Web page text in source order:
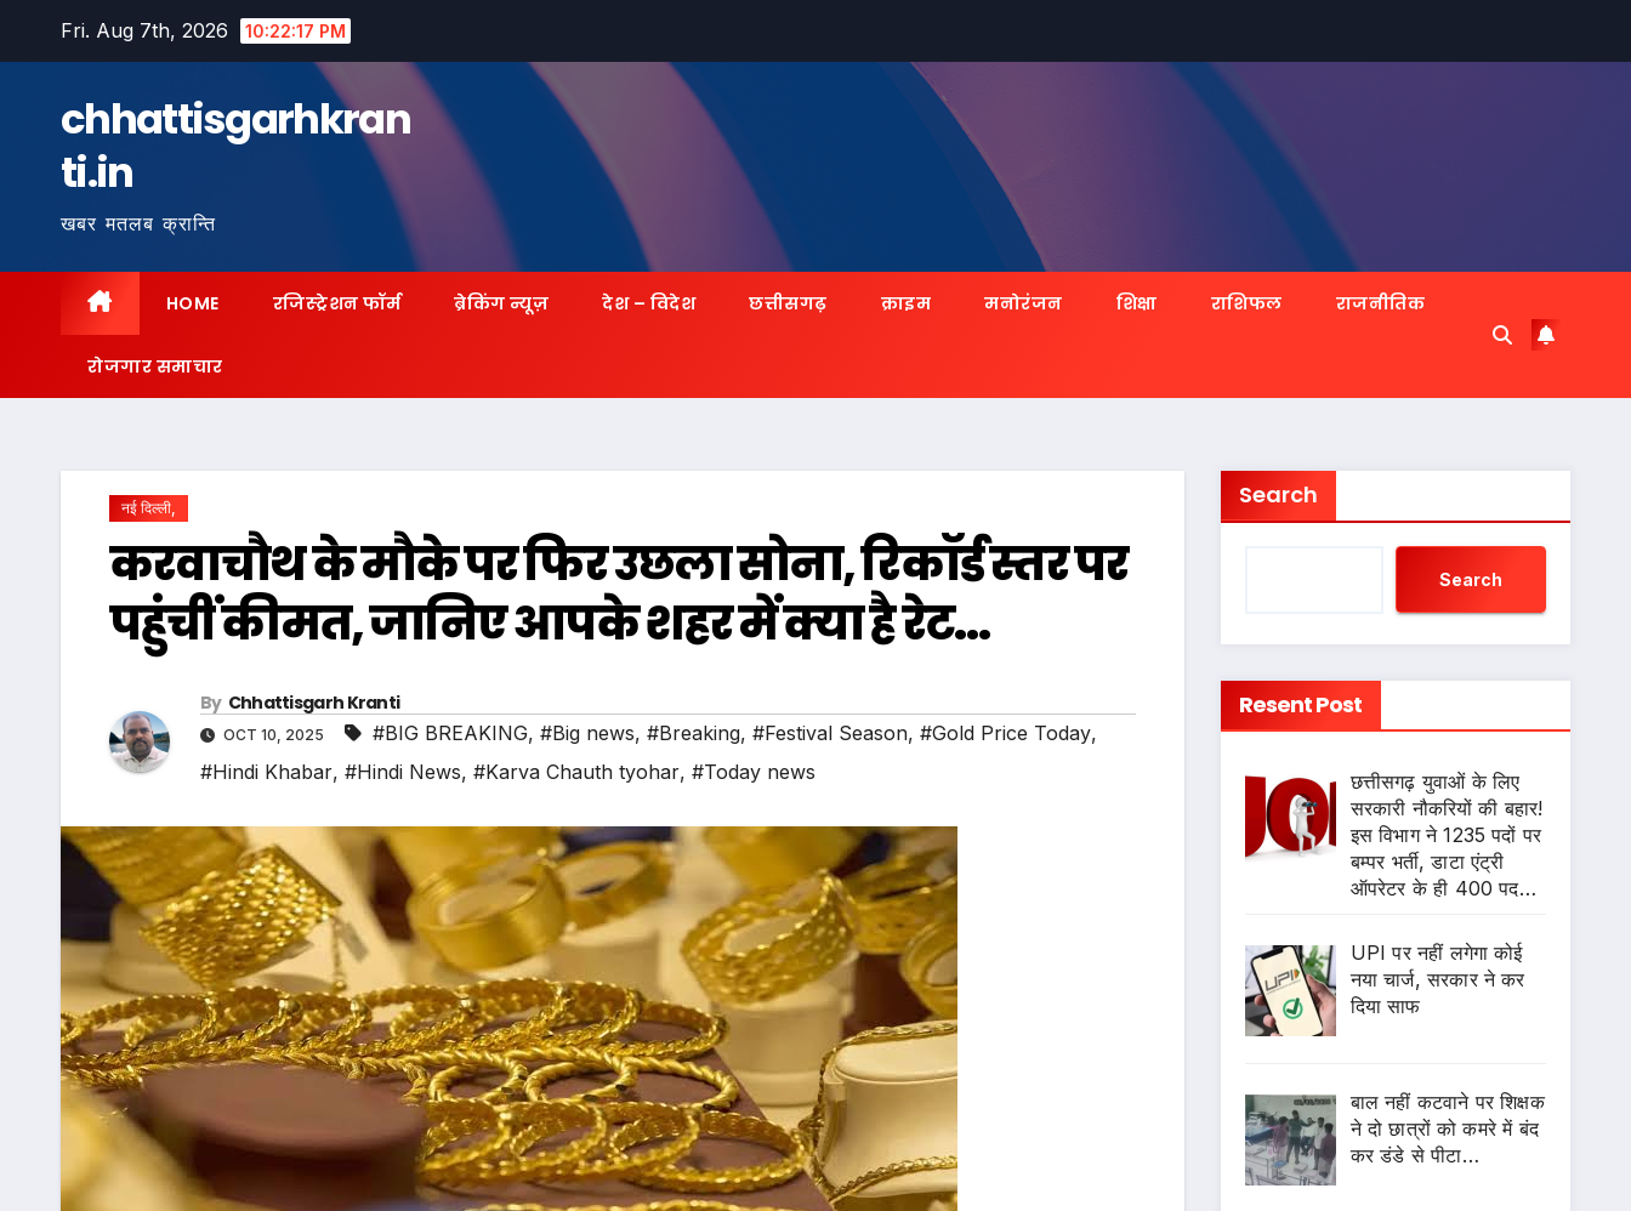
Fri. Aug 7th, 2026 10:22:18 PM
chhattisgarhkran
ti.in
खबर मतलब क्रान्ति
HOME रजिस्ट्रेशन फॉर्म ब्रेकिंग न्यूज़ देश – विदेश छत्तीसगढ़ क्राइम मनोरंजन शिक्षा राशिफल राजनीतिक
रोजगार समाचार
नई दिल्ली,
करवाचौथ के मौके पर फिर उछला सोना, रिकॉर्ड स्तर पर
पहुंचीं कीमत, जानिए आपके शहर में क्या है रेट…
By Chhattisgarh Kranti
OCT 10, 2025 #BIG BREAKING, #Big news, #Breaking, #Festival Season, #Gold Price Today,
#Hindi Khabar, #Hindi News, #Karva Chauth tyohar, #Today news
Search
Search
Resent Post
छत्तीसगढ़ युवाओं के लिए
सरकारी नौकरियों की बहार!
इस विभाग ने 1235 पदों पर
बम्पर भर्ती, डाटा एंट्री
ऑपरेटर के ही 400 पद…
UPI पर नहीं लगेगा कोई
नया चार्ज, सरकार ने कर
दिया साफ
बाल नहीं कटवाने पर शिक्षक
ने दो छात्रों को कमरे में बंद
कर डंडे से पीटा…